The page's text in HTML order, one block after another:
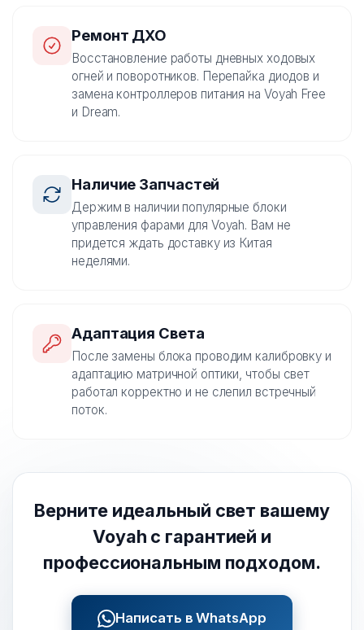
Ремонт ДХО
Восстановление работы дневных ходовых
огней и поворотников. Перепайка диодов и
замена контроллеров питания на Voyah Free
и Dream.
Наличие Запчастей
Держим в наличии популярные блоки
управления фарами для Voyah. Вам не
придется ждать доставку из Китая
неделями.
Адаптация Света
После замены блока проводим калибровку и
адаптацию матричной оптики, чтобы свет
работал корректно и не слепил встречный
поток.
Верните идеальный свет вашему
Voyah с гарантией и
профессиональным подходом.
Написать в WhatsApp